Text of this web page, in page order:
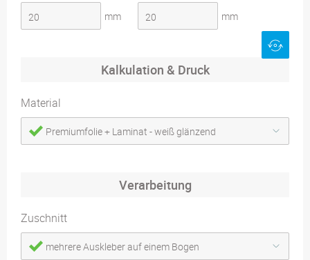
mm mm
Kalkulation & Druck
Material
Premiumfolie + Laminat - weiß glänzend
Verarbeitung
Zuschnitt
mehrere Auskleber auf einem Bogen